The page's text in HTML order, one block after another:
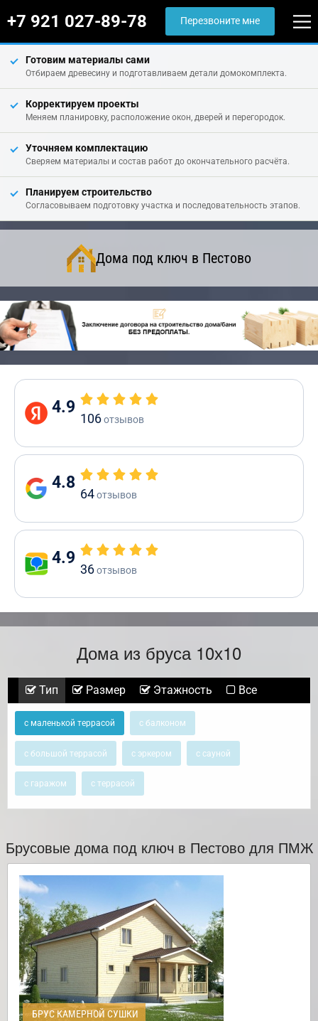
+7 921 027-89-78 Перезвоните мне
Готовим материалы сами
Отбираем древесину и подготавливаем детали домокомплекта.
Корректируем проекты
Меняем планировку, расположение окон, дверей и перегородок.
Уточняем комплектацию
Сверяем материалы и состав работ до окончательного расчёта.
Планируем строительство
Согласовываем подготовку участка и последовательность этапов.
Дома под ключ в Пестово
4.9
106отзывов
4.8
64отзывов
4.9
36отзывов
Дома из бруса 10х10
Тип Размер Этажность Все
с маленькой террасой с балконом
с большой террасой с эркером с сауной
с гаражом с террасой
Брусовые дома под ключ в Пестово для ПМЖ
БРУС КАМЕРНОЙ СУШКИ